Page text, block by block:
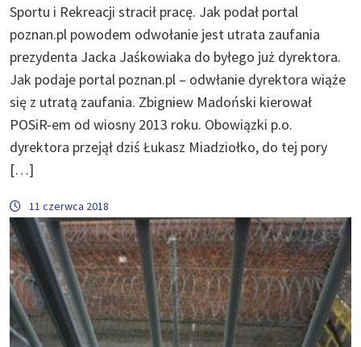
Sportu i Rekreacji stracił pracę. Jak podał portal
poznan.pl powodem odwołanie jest utrata zaufania
prezydenta Jacka Jaśkowiaka do byłego już dyrektora.
Jak podaje portal poznan.pl – odwłanie dyrektora wiąże
się z utratą zaufania. Zbigniew Madoński kierował
POSiR-em od wiosny 2013 roku. Obowiązki p.o.
dyrektora przejął dziś Łukasz Miadziołko, do tej pory
[…]
11 czerwca 2018